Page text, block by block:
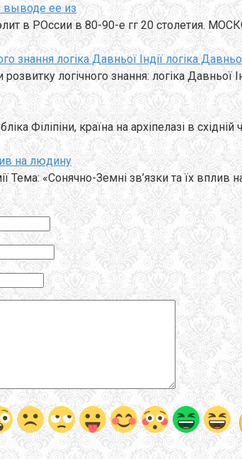
выводе ее из
РОссии в 80-90-е гг 20 столетия.
знання логіка Давньої Індії логіка
логічного знання: логіка Давньої
Філіпіни, країна на архіпелазі в східній
на людину
«Сонячно-Земні зв’язки та їх вплив на